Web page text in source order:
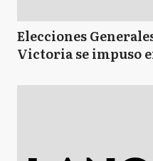
Elecciones
Victoria se impuso